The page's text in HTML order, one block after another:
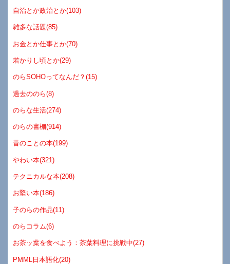
自治とか政治とか(103)
雑多な話題(85)
お金とか仕事とか(70)
若かりし頃とか(29)
のらSOHOってなんだ？(15)
過去ののら(8)
のらな生活(274)
のらの書棚(914)
昔のことの本(199)
やわい本(321)
テクニカルな本(208)
お堅い本(186)
子のらの作品(11)
のらコラム(6)
お茶ッ葉を食べよう：茶葉料理に挑戦中(27)
PMML日本語化(20)